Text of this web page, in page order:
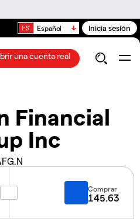
Español Inicia sesión
una cuenta real
Financial
Inc
Comprar
145.63